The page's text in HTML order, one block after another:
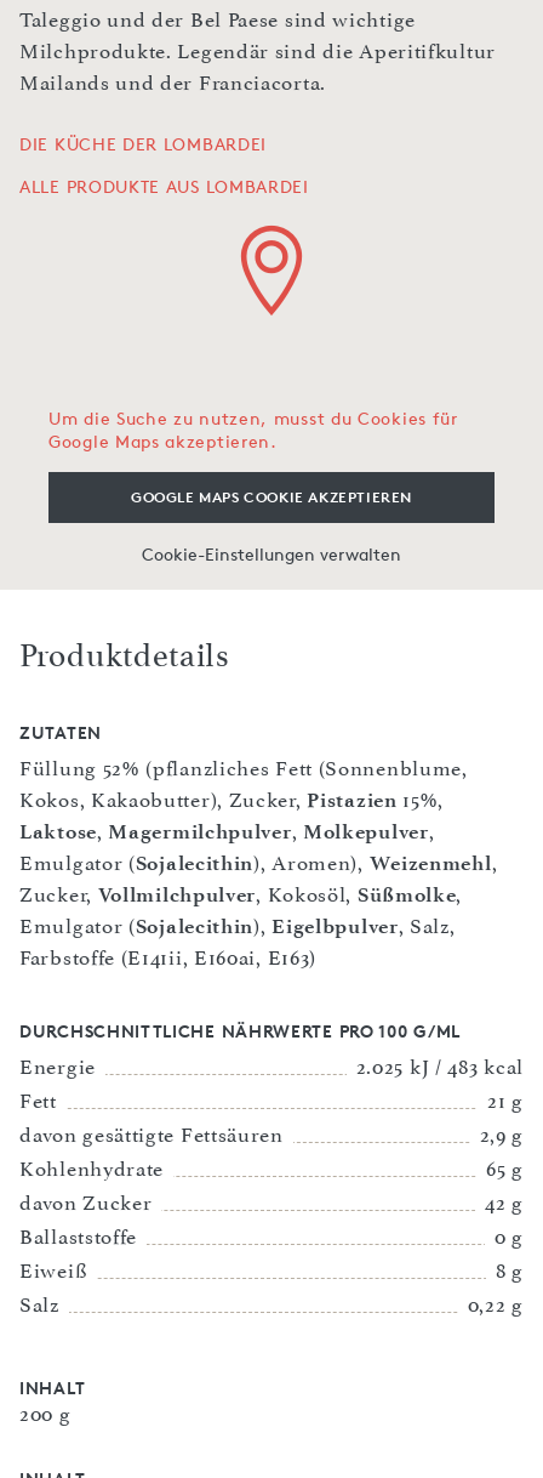
Taleggio und der Bel Paese sind wichtige
Milchprodukte. Legendär sind die Aperitifkultur
Mailands und der Franciacorta.
DIE KÜCHE DER LOMBARDEI
ALLE PRODUKTE AUS LOMBARDEI
Um die Suche zu nutzen, musst du Cookies für
Google Maps akzeptieren.
GOOGLE MAPS COOKIE AKZEPTIEREN
Cookie-Einstellungen verwalten
Produktdetails
ZUTATEN
Füllung 52% (pflanzliches Fett (Sonnenblume,
Kokos, Kakaobutter), Zucker,Pistazien 15%,
Laktose, Magermilchpulver, Molkepulver,
Emulgator (Sojalecithin), Aromen), Weizenmehl,
Zucker, Vollmilchpulver, Kokosöl, Süßmolke,
Emulgator (Sojalecithin),Eigelbpulver, Salz,
Farbstoffe (E141ii, E160ai, E163)
DURCHSCHNITTLICHE NÄHRWERTE PRO 100 G/ML
Energie
2.025 kJ / 483 kcal
Fett
21 g
davon gesättigte Fettsäuren
2,9 g
Kohlenhydrate
65 g
davon Zucker
42 g
Ballaststoffe
0 g
Eiweiß
8 g
Salz
0,22 g
INHALT
200 g